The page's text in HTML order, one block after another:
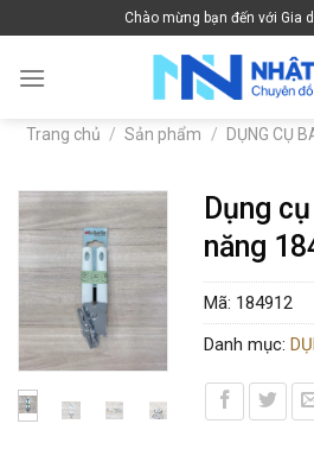
to
content
Chào mừng bạn đến với Gia
Trang chủ / Sản phẩm / DỤNG CỤ
Dụng
năng
Mã: 184912
Danh mục: